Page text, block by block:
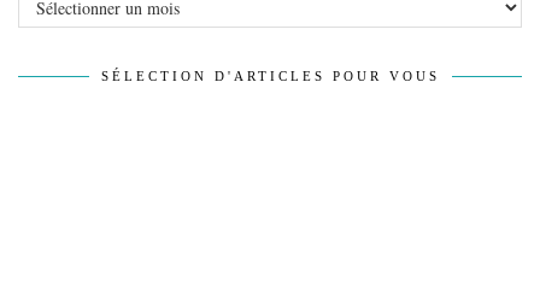
SÉLECTION D'ARTICLES POUR VOUS